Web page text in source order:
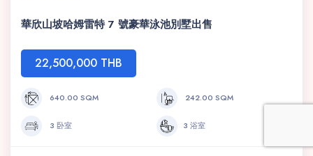
華欣山坡哈姆雷特 7 號豪華泳池別墅出售
22,500,000 THB
640.00 SQM 242.00 SQM
3 卧室 3 浴室